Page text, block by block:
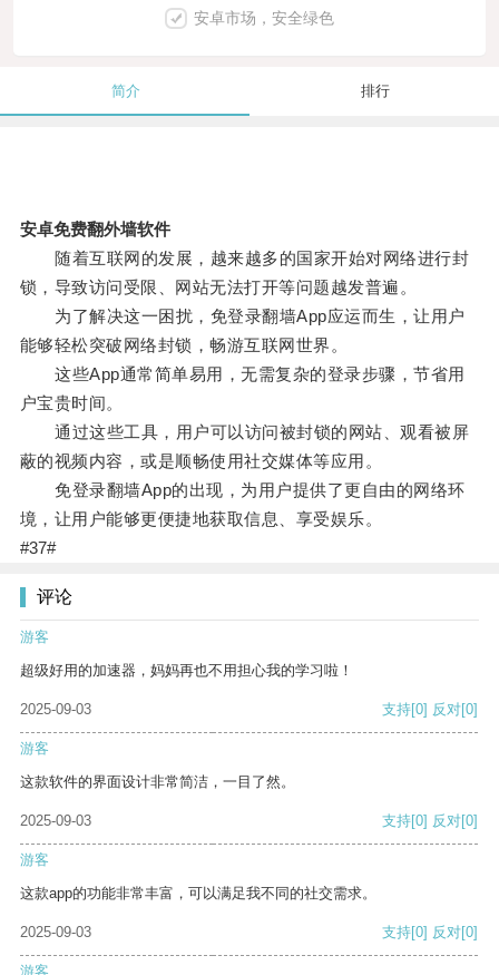
安卓市场，安全绿色
简介 排行
安卓免费翻外墙软件
随着互联网的发展，越来越多的国家开始对网络进行封
锁，导致访问受限、网站无法打开等问题越发普遍。
为了解决这一困扰，免登录翻墙App应运而生，让用户
能够轻松突破网络封锁，畅游互联网世界。
这些App通常简单易用，无需复杂的登录步骤，节省用
户宝贵时间。
通过这些工具，用户可以访问被封锁的网站、观看被屏
蔽的视频内容，或是顺畅使用社交媒体等应用。
免登录翻墙App的出现，为用户提供了更自由的网络环
境，让用户能够更便捷地获取信息、享受娱乐。
#37#
评论
游客
超级好用的加速器，妈妈再也不用担心我的学习啦！
2025-09-03 支持[0] 反对[0]
游客
这款软件的界面设计非常简洁，一目了然。
2025-09-03 支持[0] 反对[0]
游客
这款app的功能非常丰富，可以满足我不同的社交需求。
2025-09-03 支持[0] 反对[0]
游客